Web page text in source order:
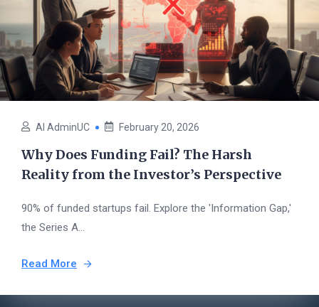
AI AdminUC February 20, 2026
Why Does Funding Fail? The Harsh
Reality from the Investor’s Perspective
90% of funded startups fail. Explore the 'Information Gap,'
the Series A...
Read More